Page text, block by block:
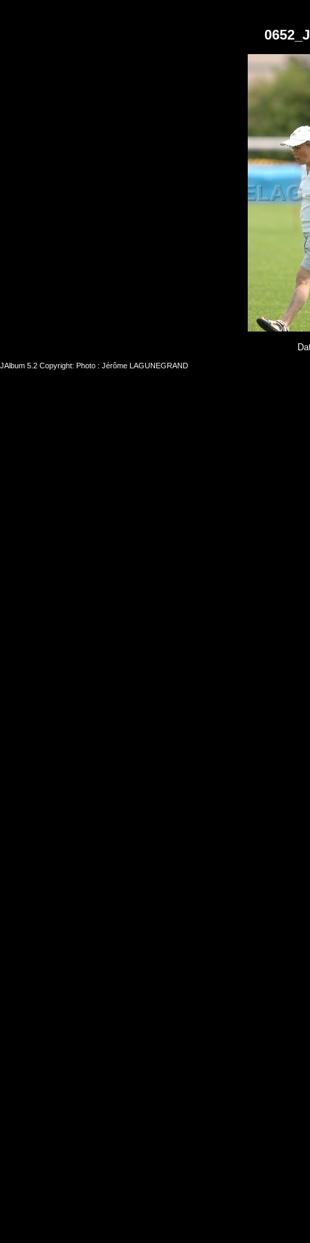
JAlbum 5.2 Copyright: Photo : Jérôme LAGUNEGRAND